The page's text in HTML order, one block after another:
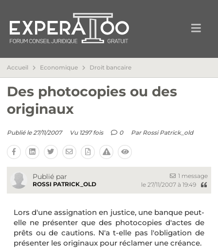
Accueil Economique Droit bancaire
Des photocopies ou des
originaux
Publié le 27/11/2007 Vu 1297 fois 0 Par Rossi Patrick_old
Publié par
ROSSI PATRICK_OLD
1 message
le 27/11/2007 à 19:49
Lors d'une assignation en justice, une banque peut-
elle ne présenter que des photocopies d'actes de
prêts ou de cautions. N'a t-elle pas l'obligation de
présenter les originaux pour réclamer une créance.